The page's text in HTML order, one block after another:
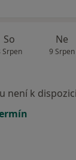
So
Srpen
Ne
9 Srpen
není k dispozici